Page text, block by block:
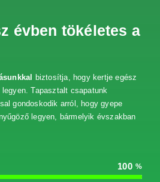
évben tökéletes a
biztosítja, hogy kertje egész
Tapasztalt csapatunk
gondoskodik arról, hogy gyepe
legyen, bármelyik évszakban
100 %